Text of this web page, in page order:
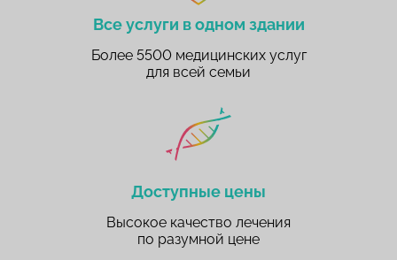
Все услуги в одном здании
Более 5500 медицинских услуг
для всей семьи
Доступные цены
Высокое качество лечения
по разумной цене